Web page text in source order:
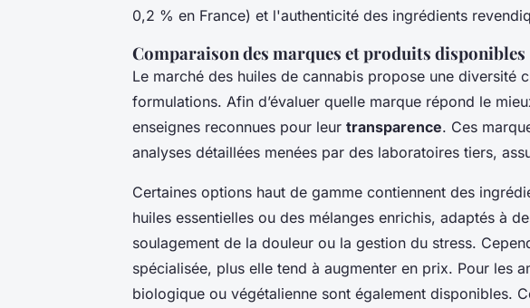
0,2 % en France) et l'authenticité des ingrédients
Comparaison des marques et produits disponibles
Le marché des huiles de cannabis propose une diversité
formulations. Afin d’évaluer quelle marque répond le
enseignes reconnues pour leur transparence. Ces
analyses détaillées menées par des laboratoires tiers,
Certaines options haut de gamme contiennent des
huiles essentielles ou des mélanges enrichis, adaptés à
soulagement de la douleur ou la gestion du stress.
spécialisée, plus elle tend à augmenter en prix. Pour les
biologique ou végétalienne sont également disponibles.